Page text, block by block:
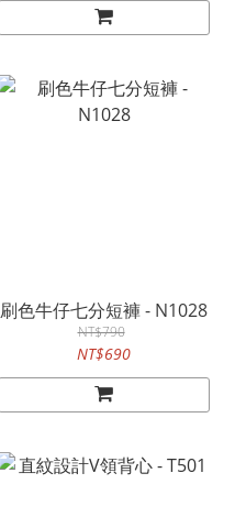
刷色牛仔七分短褲 - N1028
NT$790
NT$690